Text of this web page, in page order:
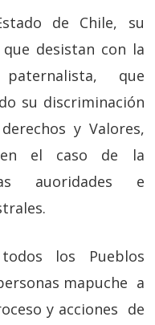
de Chile, su
desistan con la
que
su discriminación
y Valores,
el caso de la
auoridades e
los Pueblos
mapuche a
y acciones de